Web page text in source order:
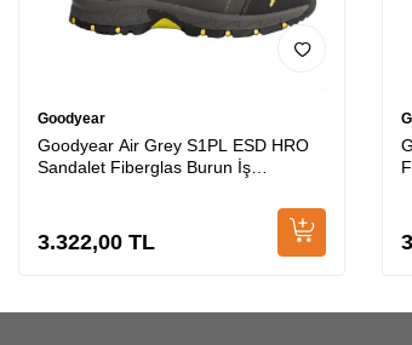
Goodyear
Goodyear Air Grey S1PL ESD HRO
Sandalet Fiberglas Burun İş
3.322,00 TL